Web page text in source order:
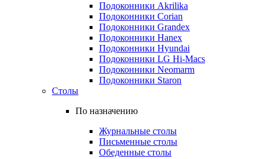
Подоконники Akrilika
Подоконники Corian
Подоконники Grandex
Подоконники Hanex
Подоконники Hyundai
Подоконники LG Hi-Macs
Подоконники Neomarm
Подоконники Staron
Столы
По назначению
Журнальные столы
Письменные столы
Обеденные столы